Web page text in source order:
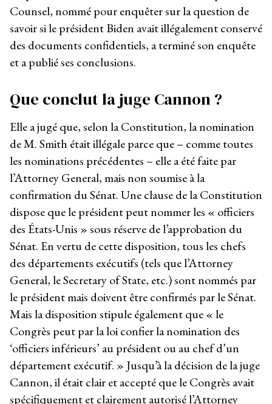
Counsel, nommé pour enquêter sur la question de
savoir si le président Biden avait illégalement conservé
des documents confidentiels, a terminé son enquête
et a publié ses conclusions.
Que conclut la juge Cannon ?
Elle a jugé que, selon la Constitution, la nomination
de M. Smith était illégale parce que – comme toutes
les nominations précédentes – elle a été faite par
l’Attorney General, mais non soumise à la
confirmation du Sénat. Une clause de la Constitution
dispose que le président peut nommer les « officiers
des États-Unis » sous réserve de l’approbation du
Sénat. En vertu de cette disposition, tous les chefs
des départements exécutifs (tels que l’Attorney
General, le Secretary of State, etc.) sont nommés par
le président mais doivent être confirmés par le Sénat.
Mais la disposition stipule également que « le
Congrès peut par la loi confier la nomination des
‘officiers inférieurs’ au président ou au chef d’un
département exécutif. » Jusqu’à la décision de la juge
Cannon, il était clair et accepté que le Congrès avait
spécifiquement et clairement autorisé l’Attorney